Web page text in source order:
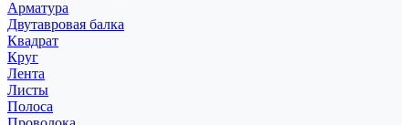
Арматура
Двутавровая балка
Квадрат
Круг
Лента
Листы
Полоса